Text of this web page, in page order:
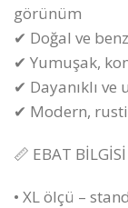
görünüm
✔ Doğal ve
✔ Yumuşak,
✔ Dayanıklı
✔ Modern,
📏 EBAT BİLGİSİ
• XL ölçü –